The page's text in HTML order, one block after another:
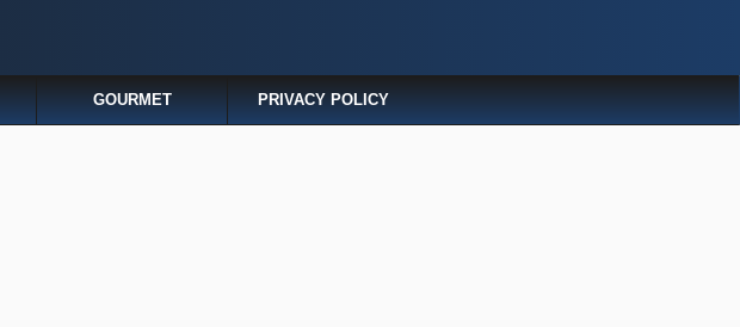
GOURMET PRIVACY POLICY